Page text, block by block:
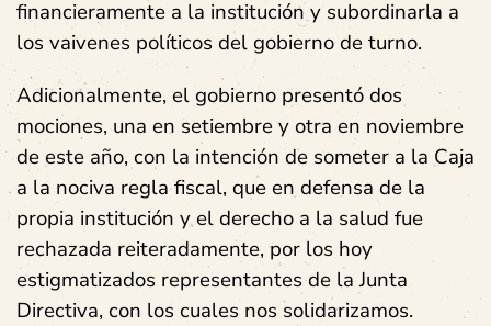
financieramente a la institución y subordinarla a
los vaivenes políticos del gobierno de turno.
Adicionalmente, el gobierno presentó dos
mociones, una en setiembre y otra en noviembre
de este año, con la intención de someter a la Caja
a la nociva regla fiscal, que en defensa de la
propia institución y el derecho a la salud fue
rechazada reiteradamente, por los hoy
estigmatizados representantes de la Junta
Directiva, con los cuales nos solidarizamos.